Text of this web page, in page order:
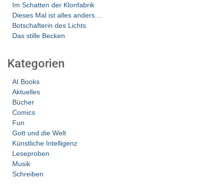
Im Schatten der Klonfabrik
Dieses Mal ist alles anders…
Botschafterin des Lichts
Das stille Becken
Kategorien
AI Books
Aktuelles
Bücher
Comics
Fun
Gott und die Welt
Künstliche Intelligenz
Leseproben
Musik
Schreiben